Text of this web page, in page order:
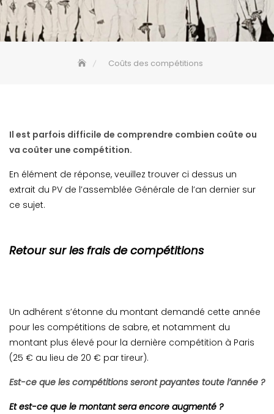
Coûts des compétitions
Il est parfois difficile de comprendre combien coûte ou
va coûter une compétition.
En élément de réponse, veuillez trouver ci dessus un
extrait du PV de l’assemblée Générale de l’an dernier sur
ce sujet.
Retour sur les frais de compétitions
Un adhérent s’étonne du montant demandé cette année
pour les compétitions de sabre, et notamment du
montant plus élevé pour la dernière compétition à Paris
(25 € au lieu de 20 € par tireur).
Est-ce que les compétitions seront payantes toute l’année ?
Et est-ce que le montant sera encore augmenté ?